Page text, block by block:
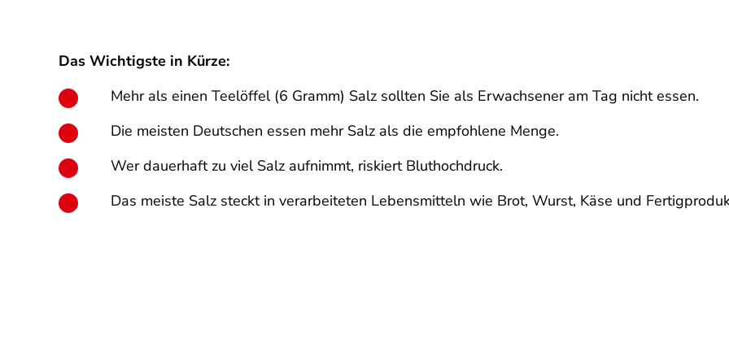
Das Wichtigste in Kürze:
Mehr als einen Teelöffel (6 Gramm) Salz sollten Sie als Erwachsener am Tag nicht essen.
Die meisten Deutschen essen mehr Salz als die empfohlene Menge.
Wer dauerhaft zu viel Salz aufnimmt, riskiert Bluthochdruck.
Das meiste Salz steckt in verarbeiteten Lebensmitteln wie Brot, Wurst, Käse und